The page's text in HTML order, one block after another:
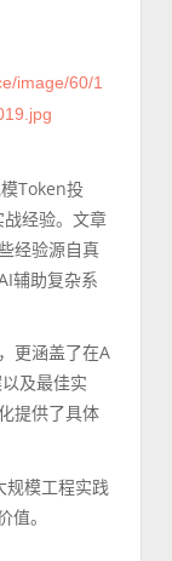
image/60/1
Token投
战经验。文章
经验源自真
辅助复杂系
更涵盖了在A
及最佳实
提供了具体
规模工程实践
。